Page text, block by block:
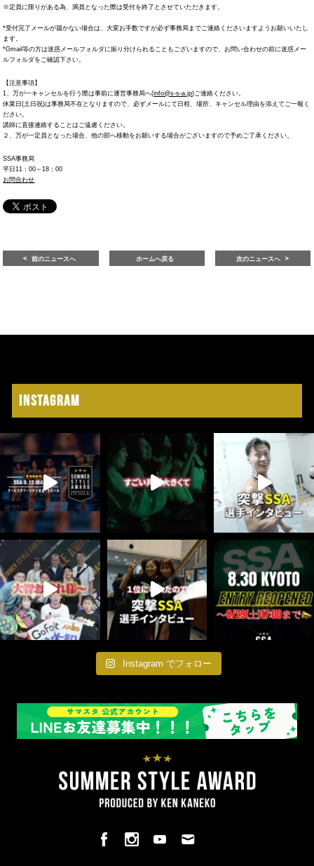
※定員に限りがある為、満員となった際は受付を終了とさせていただきます。
*受付完了メールが届かない場合は、大変お手数ですが必ず事務局までご連絡くださいますようお願いいたし
ます。
*Gmail等の方は迷惑メールフォルダに振り分けられることもございますので、お問い合わせの前に迷惑メー
ルフォルダをご確認下さい。
【注意事項】
1、万が一キャンセルを行う際は事前に運営事務局へ(info@s-s-a.jp)ご連絡ください。
休業日(土日祝)は事務局不在となりますので、必ずメールにて日程、場所、キャンセル理由を添えてご一報く
ださい。
講師に直接連絡することはご遠慮ください。
２、万が一定員となった場合、他の部へ移動をお願いする場合がございますので予めご了承ください。
SSA事務局
平日11：00～18：00
お問合わせ
前のニュースへ ホームへ戻る 次のニュースへ
Instagram
Instagram でフォロー